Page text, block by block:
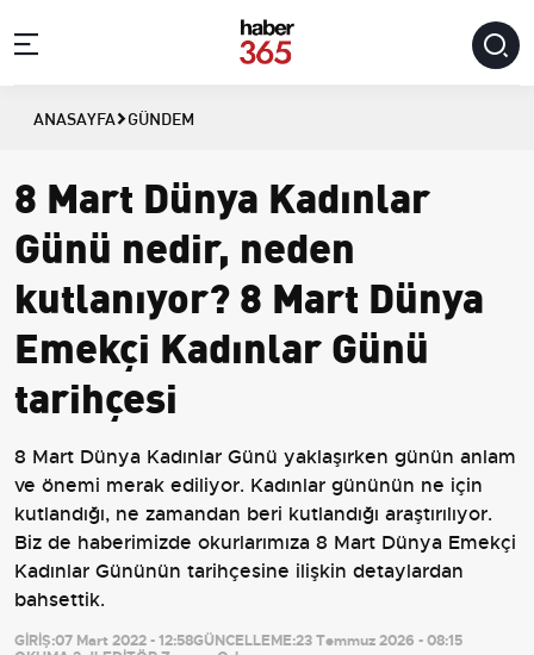
ANASAYFA GÜNDEM
8 Mart Dünya Kadınlar
Günü nedir, neden
kutlanıyor? 8 Mart Dünya
Emekçi Kadınlar Günü
tarihçesi
8 Mart Dünya Kadınlar Günü yaklaşırken günün anlam
ve önemi merak ediliyor. Kadınlar gününün ne için
kutlandığı, ne zamandan beri kutlandığı araştırılıyor.
Biz de haberimizde okurlarımıza 8 Mart Dünya Emekçi
Kadınlar Gününün tarihçesine ilişkin detaylardan
bahsettik.
GİRİŞ:07 Mart 2022 - 12:58GÜNCELLEME:23 Temmuz 2026 - 08:15